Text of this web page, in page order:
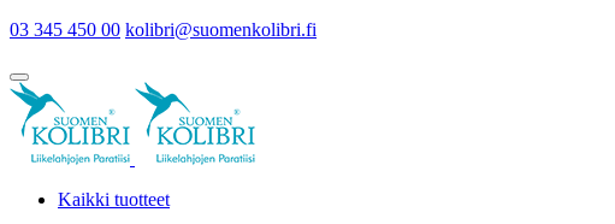
03 345 450 00 kolibri@suomenkolibri.fi
Kaikki tuotteet